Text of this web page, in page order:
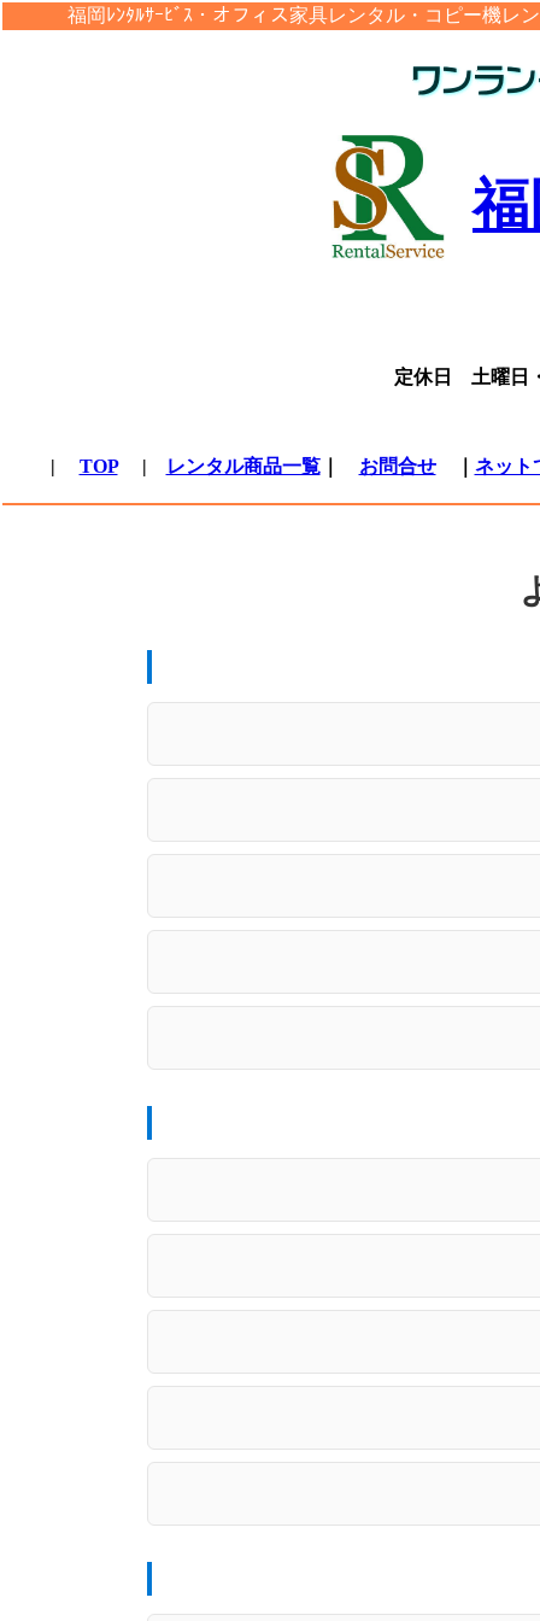
福岡ﾚﾝﾀﾙｻｰﾋﾞｽ・オ フィス家具レンタル・コピー機レ
定休日 土曜日
| TOP| レンタル商品一覧｜ お問合せ｜ ネット